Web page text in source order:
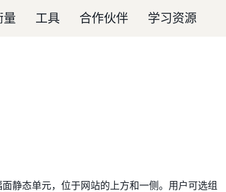
量 工具 合作伙伴 学习资源
面静态单元，位于网站的上方和一侧。用户可选组